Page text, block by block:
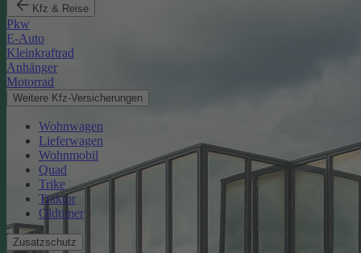
Kfz & Reise
Pkw
E-Auto
Kleinkraftrad
Anhänger
Motorrad
Weitere Kfz-Versicherungen
Wohnwagen
Lieferwagen
Wohnmobil
Quad
Trike
Traktor
Oldtimer
Zusatzschutz